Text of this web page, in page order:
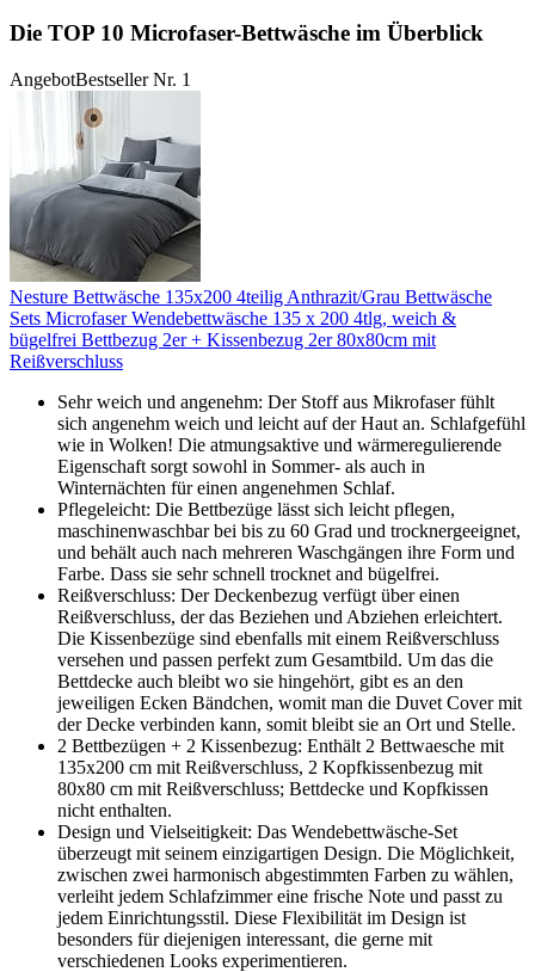
Die TOP 10 Microfaser-Bettwäsche im Überblick
AngebotBestseller Nr. 1
Nesture Bettwäsche 135x200 4teilig Anthrazit/Grau Bettwäsche
Sets Microfaser Wendebettwäsche 135 x 200 4tlg, weich &
bügelfrei Bettbezug 2er + Kissenbezug 2er 80x80cm mit
Reißverschluss
Sehr weich und angenehm: Der Stoff aus Mikrofaser fühlt
sich angenehm weich und leicht auf der Haut an. Schlafgefühl
wie in Wolken! Die atmungsaktive und wärmeregulierende
Eigenschaft sorgt sowohl in Sommer- als auch in
Winternächten für einen angenehmen Schlaf.
Pflegeleicht: Die Bettbezüge lässt sich leicht pflegen,
maschinenwaschbar bei bis zu 60 Grad und trocknergeeignet,
und behält auch nach mehreren Waschgängen ihre Form und
Farbe. Dass sie sehr schnell trocknet and bügelfrei.
Reißverschluss: Der Deckenbezug verfügt über einen
Reißverschluss, der das Beziehen und Abziehen erleichtert.
Die Kissenbezüge sind ebenfalls mit einem Reißverschluss
versehen und passen perfekt zum Gesamtbild. Um das die
Bettdecke auch bleibt wo sie hingehört, gibt es an den
jeweiligen Ecken Bändchen, womit man die Duvet Cover mit
der Decke verbinden kann, somit bleibt sie an Ort und Stelle.
2 Bettbezügen + 2 Kissenbezug: Enthält 2 Bettwaesche mit
135x200 cm mit Reißverschluss, 2 Kopfkissenbezug mit
80x80 cm mit Reißverschluss; Bettdecke und Kopfkissen
nicht enthalten.
Design und Vielseitigkeit: Das Wendebettwäsche-Set
überzeugt mit seinem einzigartigen Design. Die Möglichkeit,
zwischen zwei harmonisch abgestimmten Farben zu wählen,
verleiht jedem Schlafzimmer eine frische Note und passt zu
jedem Einrichtungsstil. Diese Flexibilität im Design ist
besonders für diejenigen interessant, die gerne mit
verschiedenen Looks experimentieren.